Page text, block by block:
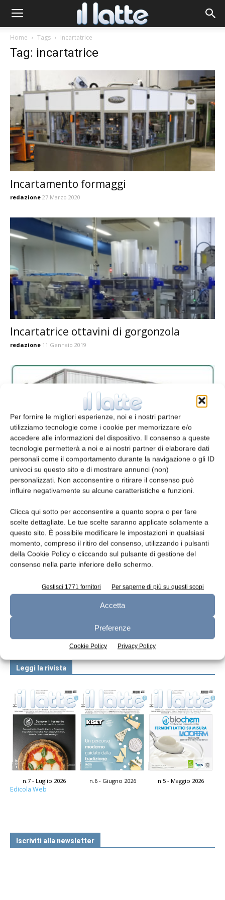
Per fornire le migliori esperienze, noi e i nostri partner
utilizziamo tecnologie come i cookie per memorizzare e/o
accedere alle informazioni del dispositivo. Il consenso a queste
tecnologie permetterà a noi e ai nostri partner di elaborare dati
personali come il comportamento durante la navigazione o gli ID
univoci su questo sito e di mostrare annunci (non)
personalizzati. Non acconsentire o ritirare il consenso può
influire negativamente su alcune caratteristiche e funzioni.
Clicca qui sotto per acconsentire a quanto sopra o per fare
scelte dettagliate. Le tue scelte saranno applicate solamente a
questo sito. È possibile modificare le impostazioni in qualsiasi
momento, compreso il ritiro del consenso, utilizzando i pulsanti
della Cookie Policy o cliccando sul pulsante di gestione del
consenso nella parte inferiore dello schermo.
Gestisci 1771 fornitori Per saperne di più su questi scopi
Accetta
Preferenze
Cookie Policy Privacy Policy
Home Tags Incartatrice
Tag: incartatrice
Incartamento formaggi
redazione 27 Marzo 2020
Incartatrice ottavini di gorgonzola
redazione 11 Gennaio 2019
Incartatrici per porzionati
redazione 9 Giugno 2016
redazione 24 Luglio 2013
Leggi la rivista
n.7 - Luglio 2026 n.6 - Giugno 2026 n.5 - Maggio 2026
Edicola Web
Iscriviti alla newsletter